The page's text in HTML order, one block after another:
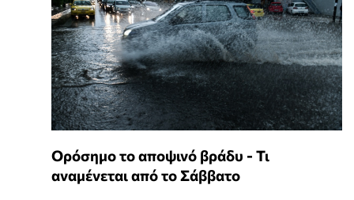
Ορόσημο το αποψινό βράδυ - Τι
αναμένεται από το Σάββατο